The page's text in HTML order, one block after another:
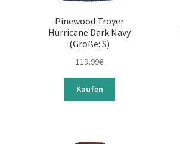
Pinewood Troyer
Hurricane Dark Navy
(Größe: S)
119,99€
Kaufen